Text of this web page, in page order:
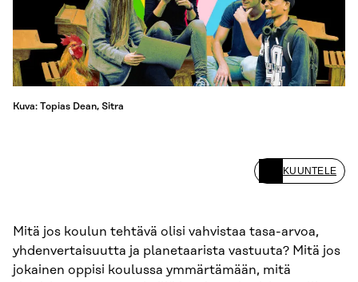
Kuva: Topias Dean, Sitra
KUUNTELE
Mitä jos koulun tehtävä olisi vahvistaa tasa-arvoa,
yhdenvertaisuutta ja planetaarista vastuuta? Mitä jos
jokainen oppisi koulussa ymmärtämään, mitä